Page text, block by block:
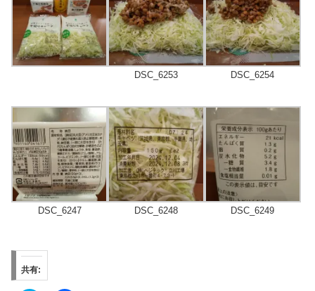
DSC_6253 DSC_6254
DSC_6247 DSC_6248 DSC_6249
共有: